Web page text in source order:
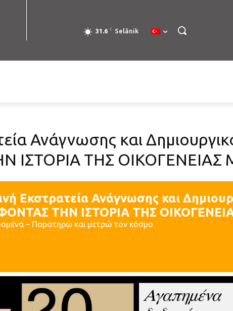
31.6 C Selânik
Ανάγνωσης και
ΙΣΤΟΡΙΑ ΤΗΣ ΟΙΚΟΓΕΝΕΙΑΣ
Εκστρατεία Ανάγνωσης και
ΤΗΝ ΙΣΤΟΡΙΑ ΤΗΣ
– Παρατηρώ και μετρώ τον κόσμο